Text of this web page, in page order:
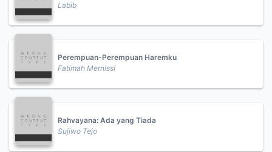
Labib
Perempuan-Perempuan Haremku
Fatimah Mernissi
Rahvayana: Ada yang Tiada
Sujiwo Tejo